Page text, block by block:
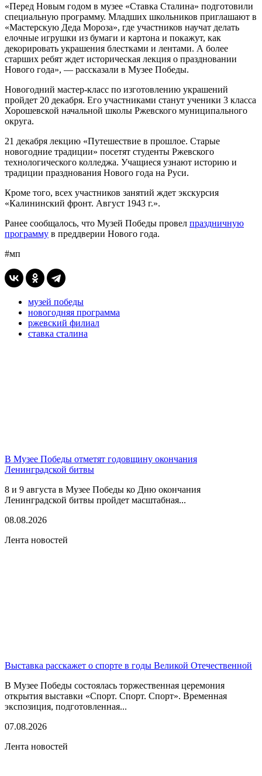
«Перед Новым годом в музее «Ставка Сталина» подготовили
специальную программу. Младших школьников приглашают в
«Мастерскую Деда Мороза», где участников научат делать
елочные игрушки из бумаги и картона и покажут, как
декорировать украшения блестками и лентами. А более
старших ребят ждет историческая лекция о праздновании
Нового года», — рассказали в Музее Победы.
Новогодний мастер-класс по изготовлению украшений
пройдет 20 декабря. Его участниками станут ученики 3 класса
Хорошевской начальной школы Ржевского муниципального
округа.
21 декабря лекцию «Путешествие в прошлое. Старые
новогодние традиции» посетят студенты Ржевского
технологического колледжа. Учащиеся узнают историю и
традиции празднования Нового года на Руси.
Кроме того, всех участников занятий ждет экскурсия
«Калининский фронт. Август 1943 г.».
Ранее сообщалось, что Музей Победы провел праздничную
программу в преддверии Нового года.
#мп
музей победы
новогодняя программа
ржевский филиал
ставка сталина
В Музее Победы отметят годовщину окончания
Ленинградской битвы
8 и 9 августа в Музее Победы ко Дню окончания
Ленинградской битвы пройдет масштабная...
08.08.2026
Лента новостей
Выставка расскажет о спорте в годы Великой Отечественной
В Музее Победы состоялась торжественная церемония
открытия выставки «Спорт. Спорт. Спорт». Временная
экспозиция, подготовленная...
07.08.2026
Лента новостей